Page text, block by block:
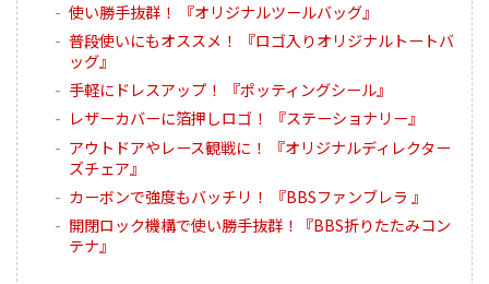
使い勝手抜群！ 『オリジナルツールバッグ』
普段使いにもオススメ！ 『ロゴ入りオリジナルトートバ
ッグ』
手軽にドレスアップ！ 『ポッティングシール』
レザーカバーに箔押しロゴ！ 『ステーショナリー』
アウトドアやレース観戦に！ 『オリジナルディレクター
ズチェア』
カーボンで強度もバッチリ！ 『BBSファンブレラ 』
開閉ロック機構で使い勝手抜群！『BBS折りたたみコン
テナ』